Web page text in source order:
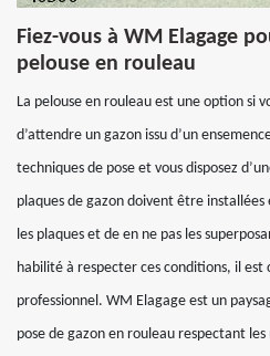
Fiez-vous à WM Elagage
pelouse en rouleau
La pelouse en rouleau est une option si
d’attendre un gazon issu d’un
techniques de pose et vous disposez
plaques de gazon doivent être
les plaques et de en ne pas les
habilité à respecter ces conditions, il est
professionnel. WM Elagage est un
pose de gazon en rouleau respectant les